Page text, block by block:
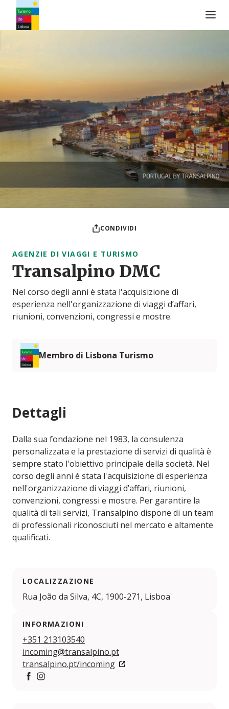
CONDIVIDI
AGENZIE DI VIAGGI E TURISMO
Transalpino DMC
Nel corso degli anni è stata l'acquisizione di
esperienza nell'organizzazione di viaggi d’affari,
riunioni, convenzioni, congressi e mostre.
Membro di Lisbona Turismo
Dettagli
Dalla sua fondazione nel 1983, la consulenza
personalizzata e la prestazione di servizi di qualità è
sempre stato l'obiettivo principale della società. Nel
corso degli anni è stata l'acquisizione di esperienza
nell'organizzazione di viaggi d’affari, riunioni,
convenzioni, congressi e mostre. Per garantire la
qualità di tali servizi, Transalpino dispone di un team
di professionali riconosciuti nel mercato e altamente
qualificati.
LOCALIZZAZIONE
Rua João da Silva, 4C, 1900-271, Lisboa
INFORMAZIONI
+351 213103540
incoming@transalpino.pt
transalpino.pt/incoming